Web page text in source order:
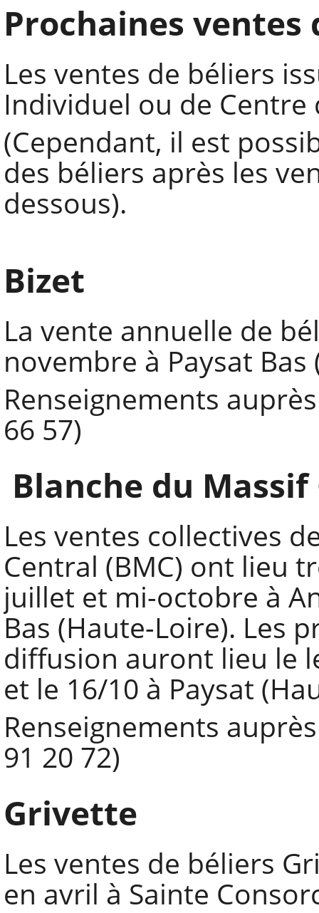
Prochaines
Les ventes de béliers
Individuel ou de Centre
(Cependant, il est
des béliers après les
dessous).
Bizet
La vente annuelle de
novembre à Paysat
Renseignements
66 57)
Blanche du
Les ventes collectives
Central (BMC) ont lieu
juillet et mi-octobre à
Bas (Haute-Loire). Les
diffusion auront lieu le
et le 16/10 à Paysat
Renseignements
91 20 72)
Grivette
Les ventes de béliers
en avril à Sainte